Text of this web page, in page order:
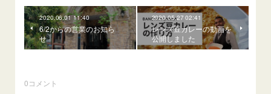
2020.06.01 11:40
6/2からの営業のお知ら
せ
2020.05.27 02:41
レンズ豆カレーの動画を
公開しました
0コメント